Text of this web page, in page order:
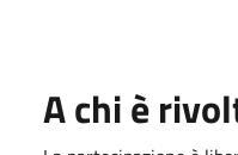
A chi è